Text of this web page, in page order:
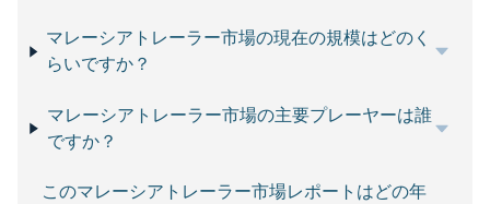
マレーシアトレーラー市場の現在の規模はどのく
らいですか？
マレーシアトレーラー市場の主要プレーヤーは誰
ですか？
このマレーシアトレーラー市場レポートはどの年